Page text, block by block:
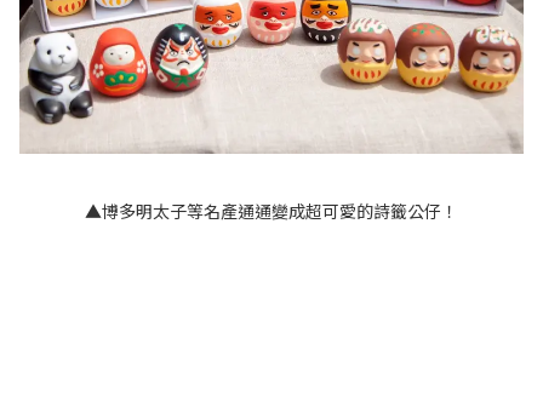
▲博多明太子等名產通通變成超可愛的詩籤公仔！